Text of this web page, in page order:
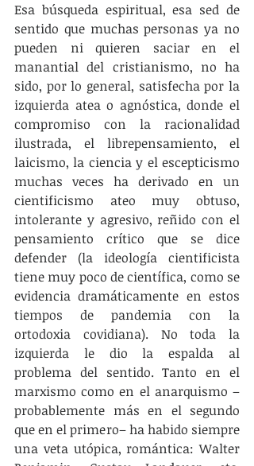
Esa búsqueda espiritual, esa sed de
sentido que muchas personas ya no
pueden ni quieren saciar en el
manantial del cristianismo, no ha
sido, por lo general, satisfecha por la
izquierda atea o agnóstica, donde el
compromiso con la racionalidad
ilustrada, el librepensamiento, el
laicismo, la ciencia y el escepticismo
muchas veces ha derivado en un
cientificismo ateo muy obtuso,
intolerante y agresivo, reñido con el
pensamiento crítico que se dice
defender (la ideología cientificista
tiene muy poco de científica, como se
evidencia dramáticamente en estos
tiempos de pandemia con la
ortodoxia covidiana). No toda la
izquierda le dio la espalda al
problema del sentido. Tanto en el
marxismo como en el anarquismo –
probablemente más en el segundo
que en el primero– ha habido siempre
una veta utópica, romántica: Walter